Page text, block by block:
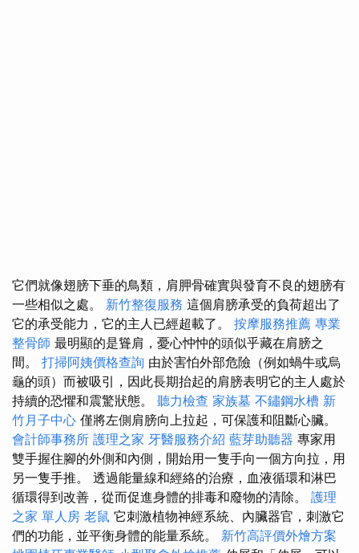
它們就像翅膀下垂的鳥類，肩胛骨確實與發育不良的翅膀有
一些相似之處。 新竹整復服務 這個肩膀承受的負荷超出了
它的承受能力，它的主人已經超載了。 按摩服務推薦 專業
整骨師 最明顯的是聳肩，憂心忡忡的頭似乎藏在肩膀之
間。 打掃阿姨價格查詢 由於害怕外部危險（例如蝸牛或烏
龜的頭）而被吸引，因此長期抬起的肩膀表明它的主人處於
持續的恐懼和震驚狀態。 聽力檢查 家族墓 不鏽鋼水槽 新
竹月子中心 僅將左側肩膀向上拉起，可保護和阻斷心臟。
會計師事務所 護理之家 牙醫服務介紹 藍芽助聽器 專家用
雙手握住腳的外側和內側，開始用一隻手向一個方向拉，用
另一隻手推。 透過能量線和經絡的治療，血液循環和淋巴
循環得到改善，從而促進身體的排毒和廢物的清除。 護理
之家 單人房 老鼠 它刺激植物神經系統、內臟器官，刺激它
們的功能，並平衡身體的能量系統。 新竹高評價外燴方案